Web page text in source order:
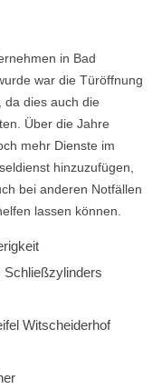
in Bad
war die Türöffnung
da dies auch die
Über die Jahre
mehr Dienste im
hinzuzufügen,
bei anderen Notfällen
lassen können.
Schließzylinders
Witscheiderhof